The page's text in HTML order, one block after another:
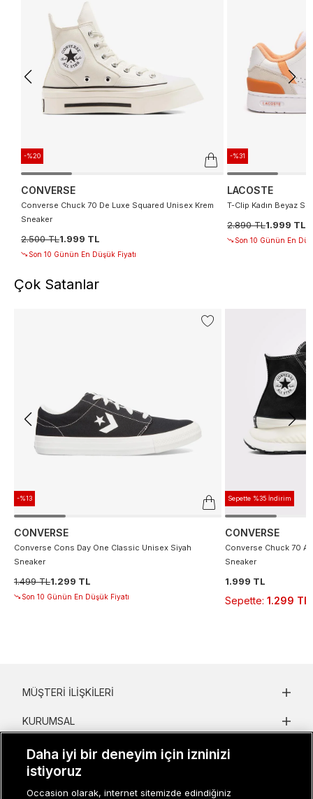
-%20
CONVERSE
Converse Chuck 70 De Luxe Squared Unisex Krem
Sneaker
2.500 TL1.999 TL
Son 10 Günün En Düşük Fiyatı
-%31
LACOSTE
T-Clip Kadın Beyaz
2.890 TL1.999 TL
Son 10 Günün En
Çok Satanlar
-%13
CONVERSE
Converse Cons Day One Classic Unisex Siyah
Sneaker
1.499 TL1.299 TL
Son 10 Günün En Düşük Fiyatı
Sepette %35 İndirim
CONVERSE
Converse Chuck 70
Sneaker
1.999 TL
Sepette: 1.299 TL
MÜŞTERI İLIŞKILERI
KURUMSAL
KADIN KATEGORILER
GRUP MARKALAR
Daha iyi bir deneyim için izninizi
istiyoruz
Occasion olarak, internet sitemizde edindiğiniz